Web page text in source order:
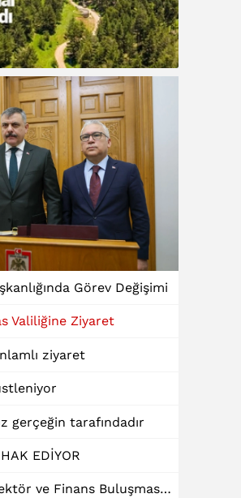
Görev Değişimi
Valiliğine Ziyaret
ziyaret
gerçeğin tarafındadır
EDİYOR
Karakaya’dan Reel Sektör ve Finans Buluşmasında "Dinamik Kredi" Talebi